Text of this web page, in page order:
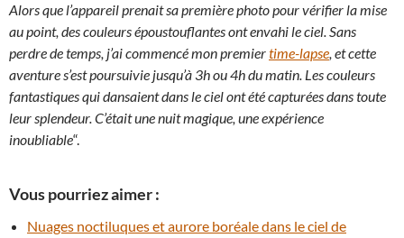
Alors que l’appareil prenait sa première photo pour vérifier la mise
au point, des couleurs époustouflantes ont envahi le ciel. Sans
perdre de temps, j’ai commencé mon premiertime-lapse, et cette
aventure s’est poursuivie jusqu’à 3h ou 4h du matin. Les couleurs
fantastiques qui dansaient dans le ciel ont été capturées dans toute
leur splendeur. C’était une nuit magique, une expérience
inoubliable“.
Vous pourriez aimer :
Nuages noctiluques et aurore boréale dans le ciel de